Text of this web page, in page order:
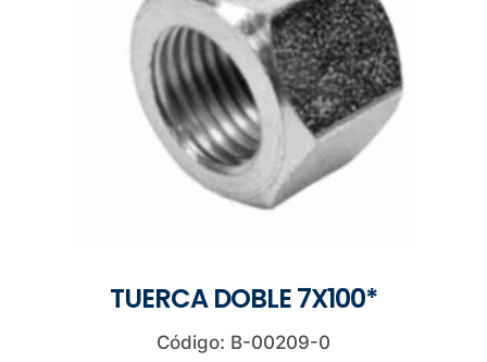
TUERCA DOBLE 7X100*
Código: B-00209-0